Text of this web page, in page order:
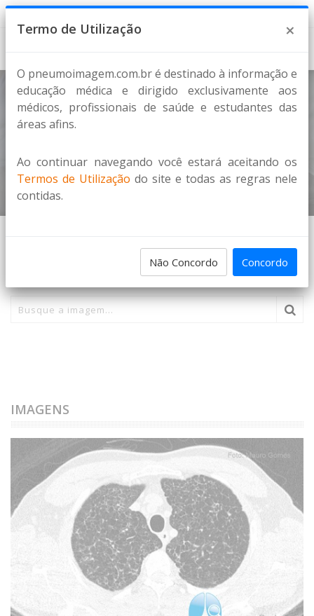
Doenças Císticas Pulmonares
Home Imagens
PESQUISA DE IMAGENS
IMAGENS
×
Termo de Utilização
O pneumoimagem.com.br é destinado à informação e
educação médica e dirigido exclusivamente aos
médicos, profissionais de saúde e estudantes das
áreas afins.
Ao continuar navegando você estará aceitando os
Termos de Utilização do site e todas as regras nele
contidas.
Não Concordo Concordo